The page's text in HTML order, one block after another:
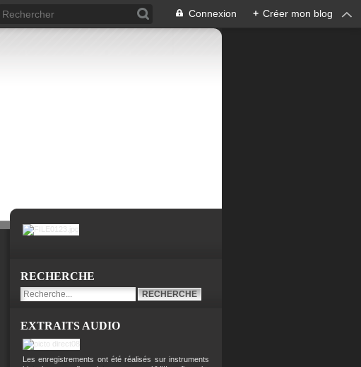
Connexion + Créer mon blog
RECHERCHE
EXTRAITS AUDIO
Les enregistrements ont été réalisés sur instruments